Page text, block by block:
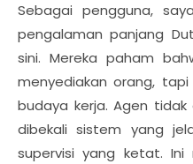
Sebagai pengguna,
pengalaman panjang
sini. Mereka paham
menyediakan orang,
budaya kerja. Agen
dibekali sistem yang
supervisi yang ketat.